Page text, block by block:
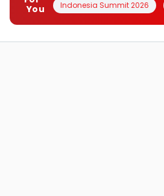
You
Indonesia Summit 2026